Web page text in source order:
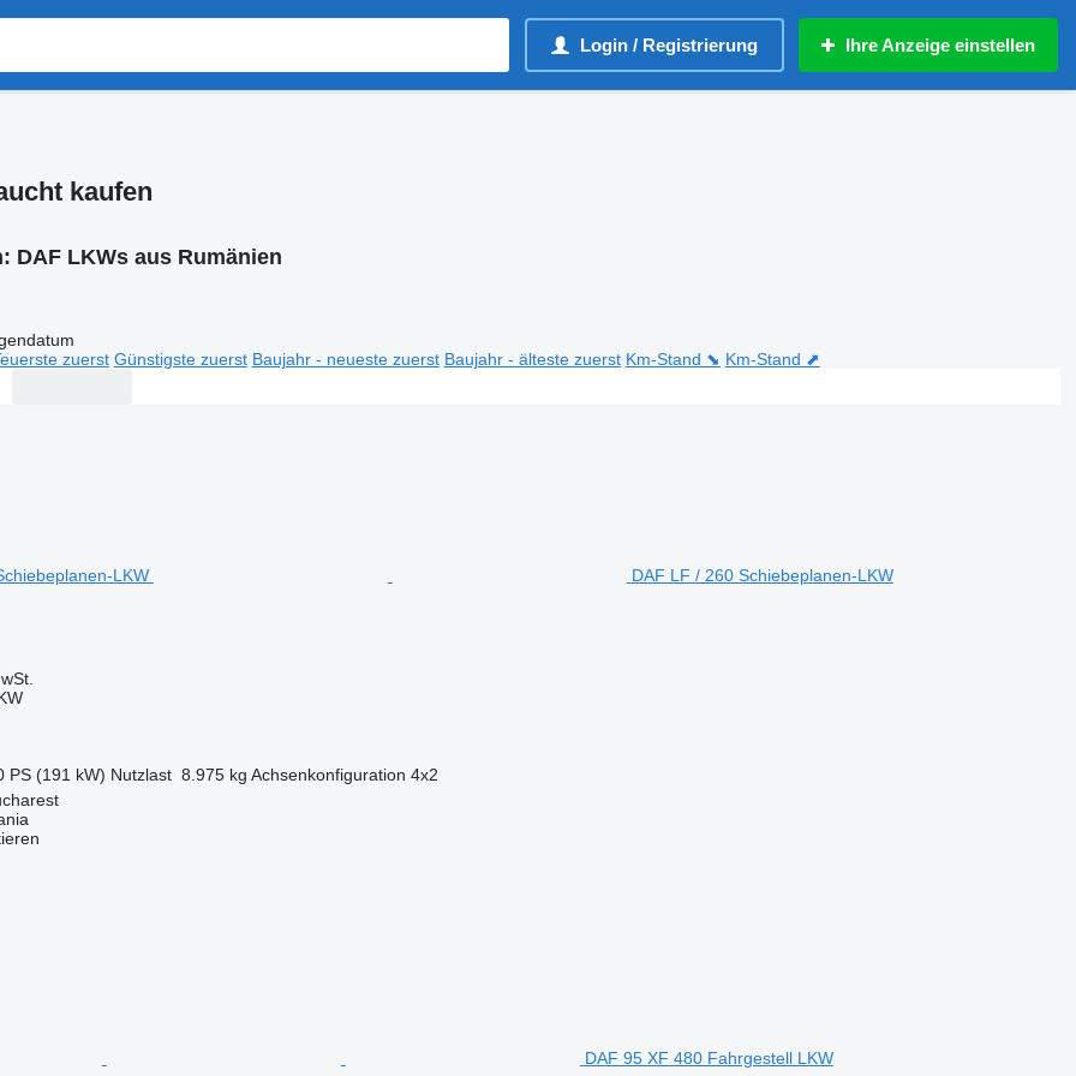
Login / Registrierung Ihre Anzeige einstellen
kaufen
DAF LKWs aus Rumänien
zuerst Günstigste zuerst Baujahr - neueste zuerst Baujahr - älteste zuerst Km-Stand ⬊ Km-Stand ⬈
DAF LF / 260 Schiebeplanen-LKW
PS (191 kW) Nutzlast 8.975 kg Achsenkonfiguration 4x2
DAF 95 XF 480 Fahrgestell LKW